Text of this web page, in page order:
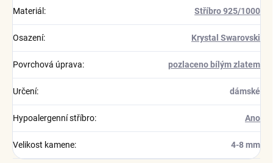
Materiál : Stříbro 925/1000
Osazení: Krystal Swarovski
Povrchová úprava: pozlaceno bílým zlatem
Určení: dámské
Hypoalergenní stříbro: Ano
Velikost kamene: 4-8 mm